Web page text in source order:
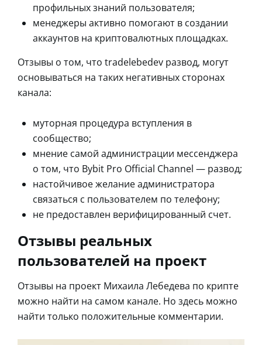
профильных знаний пользователя;
менеджеры активно помогают в создании
аккаунтов на криптовалютных площадках.
Отзывы о том, что tradelebedev развод, могут
основываться на таких негативных сторонах
канала:
муторная процедура вступления в
сообщество;
мнение самой администрации мессенджера
о том, что Bybit Pro Official Channel — развод;
настойчивое желание администратора
связаться с пользователем по телефону;
не предоставлен верифицированный счет.
Отзывы реальных
пользователей на проект
Отзывы на проект Михаила Лебедева по крипте
можно найти на самом канале. Но здесь можно
найти только положительные комментарии.